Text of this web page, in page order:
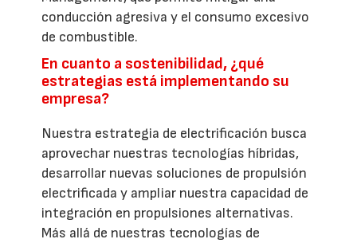
conducción agresiva y el consumo excesivo
de combustible.
En cuanto a sostenibilidad, ¿qué
estrategias está implementando su
empresa?
Nuestra estrategia de electrificación busca
aprovechar nuestras tecnologías híbridas,
desarrollar nuevas soluciones de propulsión
electrificada y ampliar nuestra capacidad de
integración en propulsiones alternativas.
Más allá de nuestras tecnologías de